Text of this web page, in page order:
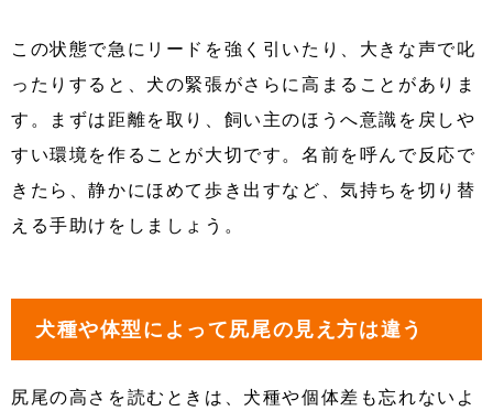
この状態で急にリードを強く引いたり、大きな声で叱
ったりすると、犬の緊張がさらに高まることがありま
す。まずは距離を取り、飼い主のほうへ意識を戻しや
すい環境を作ることが大切です。名前を呼んで反応で
きたら、静かにほめて歩き出すなど、気持ちを切り替
える手助けをしましょう。
犬種や体型によって尻尾の見え方は違う
尻尾の高さを読むときは、犬種や個体差も忘れないよ